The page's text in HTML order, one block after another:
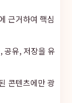
근거하여 핵심
공유, 저장을 유
콘텐츠에만 광